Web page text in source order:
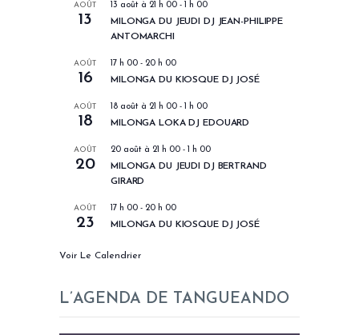
AOÛT
13
13 août à 21 h 00 - 1 h 00
MILONGA DU JEUDI DJ JEAN-PHILIPPE
ANTOMARCHI
AOÛT
16
17 h 00 - 20 h 00
MILONGA DU KIOSQUE DJ JOSÉ
AOÛT
18
18 août à 21 h 00 - 1 h 00
MILONGA LOKA DJ EDOUARD
AOÛT
20
20 août à 21 h 00 - 1 h 00
MILONGA DU JEUDI DJ BERTRAND
GIRARD
AOÛT
23
17 h 00 - 20 h 00
MILONGA DU KIOSQUE DJ JOSÉ
Voir Le Calendrier
L’AGENDA DE TANGUEANDO